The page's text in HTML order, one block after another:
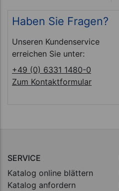
Haben Sie Fragen?
Unseren Kundenservice
erreichen Sie unter:
+49 (0) 6331 1480-0
Zum Kontaktformular
SERVICE
Katalog online blättern
Katalog anfordern